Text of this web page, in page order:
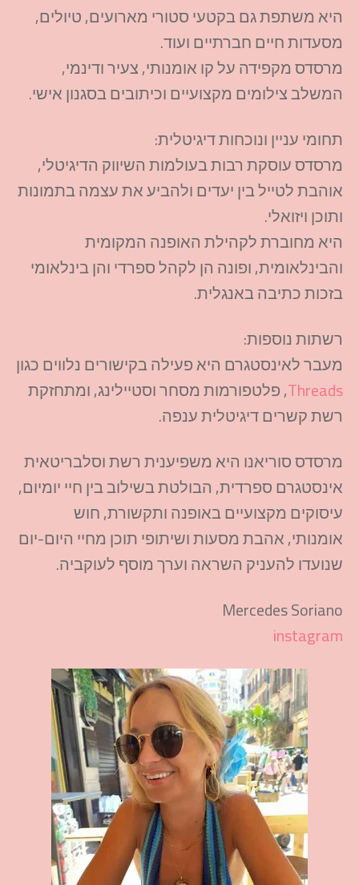
היא משתפת גם בקטעיסטורימארועים, טיולים,
מסעדות חיים חברתיים ועוד.
מרסדסמקפידה על קו אומנותי, צעיר ודינמי,
המשלב צילומים מקצועייםוכיתוביםבסגנון אישי.
תחומי עניין ונוכחות דיגיטלית:
מרסדסעוסקת רבות בעולמות השיווק הדיגיטלי,
אוהבת לטייל בין יעדים ולהביע את עצמה בתמונות
ותוכן ויזואלי.
היא מחוברת לקהילת האופנה המקומית
והבינלאומית, ופונה הן לקהל ספרדי והן בינלאומי
בזכות כתיבה באנגלית.
רשתות נוספות:
מעברלאינסטגרםהיא פעילה בקישורים נלווים כגון
Threads, פלטפורמות מסחרוסטיילינג, ומתחזקת
רשת קשרים דיגיטלית ענפה.
מרסדססוריאנוהיאמשפיעניתרשת וסלבריטאית
אינסטגרםספרדית, הבולטת בשילוב בין חיי יומיום,
עיסוקים מקצועיים באופנה ותקשורת, חוש
אומנותי, אהבת מסעות ושיתופי תוכןמחייהיום-יום
שנועדו להעניק השראה וערך מוסףלעוקביה.
MercedesSoriano
instagram